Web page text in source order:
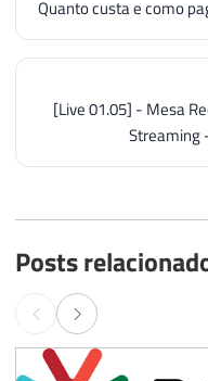
Quanto custa e como
[Live 01.05] - Mesa
Streaming
Posts